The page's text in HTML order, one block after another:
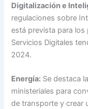
Digitalización e
regulaciones sobre
está prevista para los
Servicios Digitales
2024.
Energía: Se destaca
ministeriales para
de transporte y crear